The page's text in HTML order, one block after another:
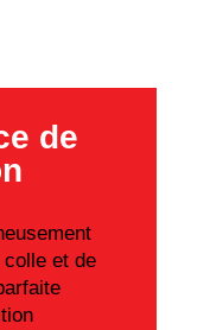
de
et de